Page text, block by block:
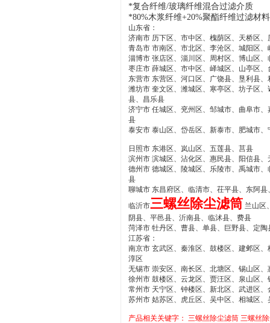
*复合纤维/玻璃纤维混合过滤介质
*80%木浆纤维+20%聚酯纤维过滤材料
山东省：
济南市 历下区、市中区、槐荫区、天桥区
青岛市 市南区、市北区、李沧区、城阳区
淄博市 张店区、淄川区、周村区、博山区
枣庄市 薛城区、市中区、峄城区、山亭区
东营市 东营区、河口区、广饶县、垦利县、
潍坊市 奎文区、潍城区、寒亭区、坊子区
县、昌乐县
济宁市 任城区、兖州区、邹城市、曲阜市
县
泰安市 泰山区、岱岳区、新泰市、肥城市、
日照市 东港区、岚山区、五莲县、莒县
滨州市 滨城区、沾化区、惠民县、阳信县
德州市 德城区、陵城区、乐陵市、禹城市
县
聊城市 东昌府区、临清市、茌平县、东阿
临沂市三螺丝除尘滤筒 兰山区
阴县、平邑县、沂南县、临沭县、费县
菏泽市 牡丹区、曹县、单县、巨野县、定
江苏省：
南京市 玄武区、秦淮区、鼓楼区、建邺区
淳区
无锡市 崇安区、南长区、北塘区、锡山区
徐州市 鼓楼区、云龙区、贾汪区、泉山区
常州市 天宁区、钟楼区、新北区、武进区、
苏州市 姑苏区、虎丘区、吴中区、相城区
产品相关关键字： 三螺丝除尘滤筒 三螺丝